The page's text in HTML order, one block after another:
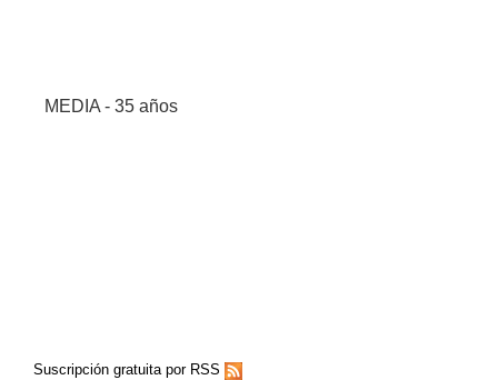
MEDIA - 35 años
Suscripción gratuita por RSS